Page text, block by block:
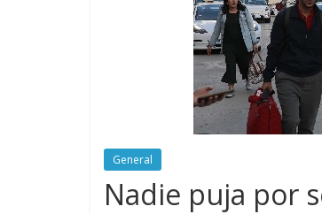
General
Nadie puja por